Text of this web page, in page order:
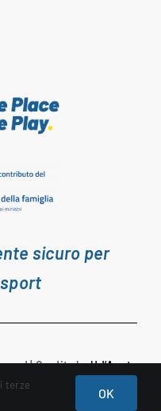
sicuro per
| Credits byUd’Anet
|Sitemap
terze
OK